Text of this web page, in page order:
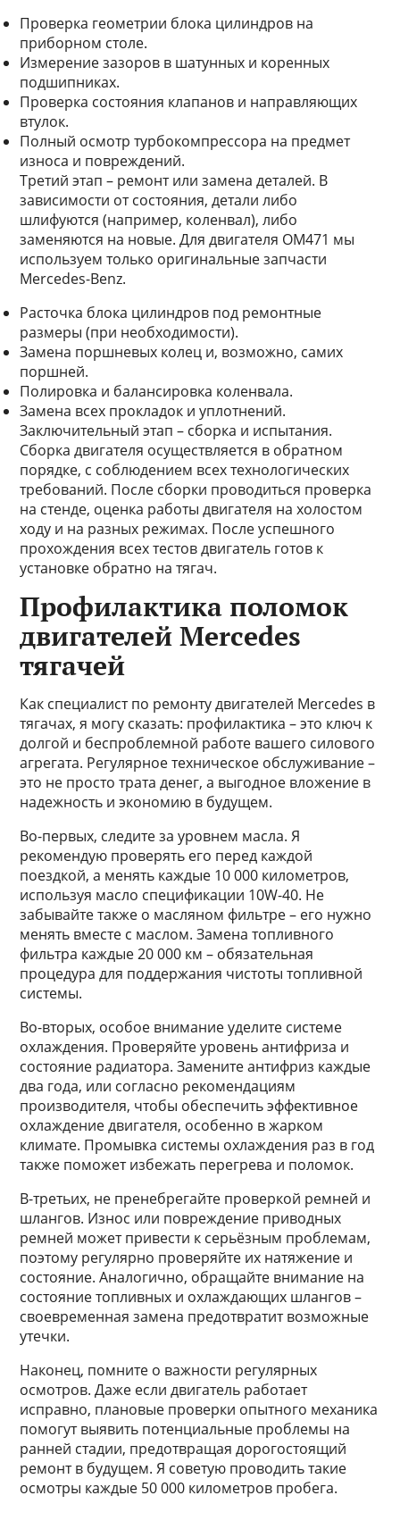
Проверка геометрии блока цилиндров на
приборном столе.
Измерение зазоров в шатунных и коренных
подшипниках.
Проверка состояния клапанов и направляющих
втулок.
Полный осмотр турбокомпрессора на предмет
износа и повреждений.
Третий этап – ремонт или замена деталей. В
зависимости от состояния, детали либо
шлифуются (например, коленвал), либо
заменяются на новые. Для двигателя OM471 мы
используем только оригинальные запчасти
Mercedes-Benz.
Расточка блока цилиндров под ремонтные
размеры (при необходимости).
Замена поршневых колец и, возможно, самих
поршней.
Полировка и балансировка коленвала.
Замена всех прокладок и уплотнений.
Заключительный этап – сборка и испытания.
Сборка двигателя осуществляется в обратном
порядке, с соблюдением всех технологических
требований. После сборки проводиться проверка
на стенде, оценка работы двигателя на холостом
ходу и на разных режимах. После успешного
прохождения всех тестов двигатель готов к
установке обратно на тягач.
Профилактика поломок
двигателей Mercedes
тягачей
Как специалист по ремонту двигателей Mercedes в
тягачах, я могу сказать: профилактика – это ключ к
долгой и беспроблемной работе вашего силового
агрегата. Регулярное техническое обслуживание –
это не просто трата денег, а выгодное вложение в
надежность и экономию в будущем.
Во-первых, следите за уровнем масла. Я
рекомендую проверять его перед каждой
поездкой, а менять каждые 10 000 километров,
используя масло спецификации 10W-40. Не
забывайте также о масляном фильтре – его нужно
менять вместе с маслом. Замена топливного
фильтра каждые 20 000 км – обязательная
процедура для поддержания чистоты топливной
системы.
Во-вторых, особое внимание уделите системе
охлаждения. Проверяйте уровень антифриза и
состояние радиатора. Замените антифриз каждые
два года, или согласно рекомендациям
производителя, чтобы обеспечить эффективное
охлаждение двигателя, особенно в жарком
климате. Промывка системы охлаждения раз в год
также поможет избежать перегрева и поломок.
В-третьих, не пренебрегайте проверкой ремней и
шлангов. Износ или повреждение приводных
ремней может привести к серьёзным проблемам,
поэтому регулярно проверяйте их натяжение и
состояние. Аналогично, обращайте внимание на
состояние топливных и охлаждающих шлангов –
своевременная замена предотвратит возможные
утечки.
Наконец, помните о важности регулярных
осмотров. Даже если двигатель работает
исправно, плановые проверки опытного механика
помогут выявить потенциальные проблемы на
ранней стадии, предотвращая дорогостоящий
ремонт в будущем. Я советую проводить такие
осмотры каждые 50 000 километров пробега.